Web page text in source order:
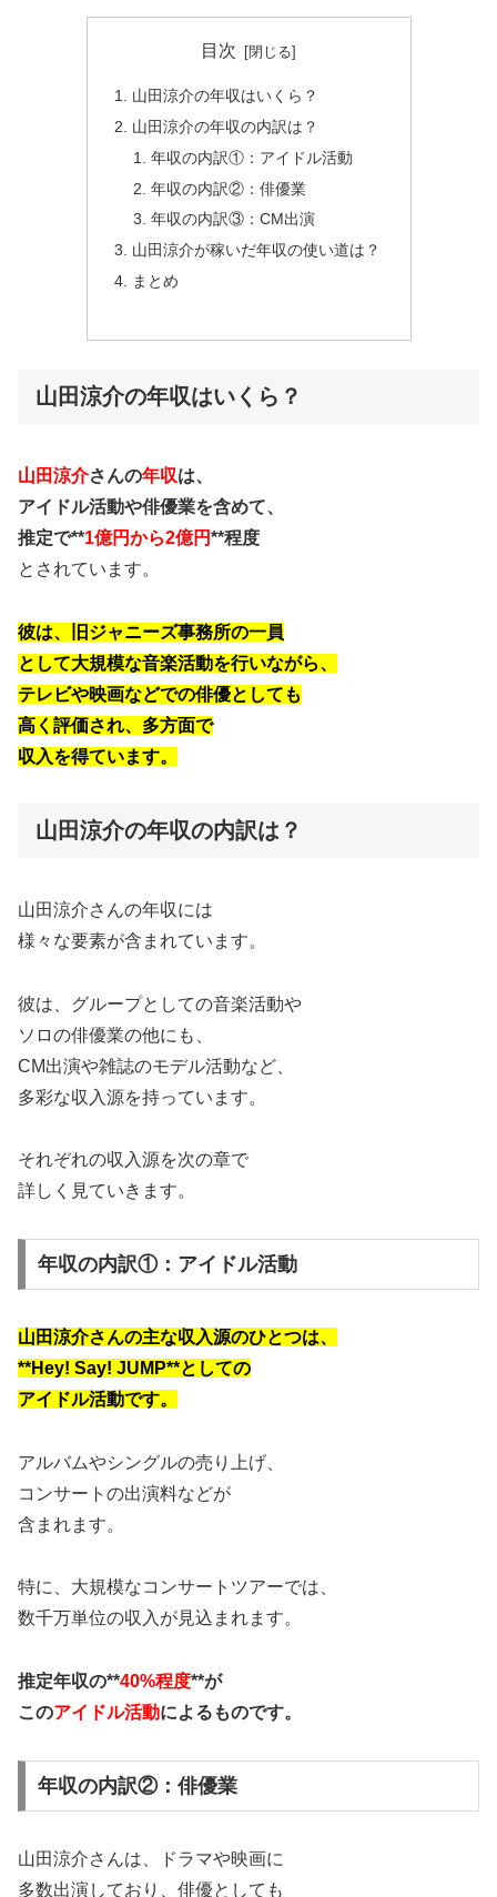
目次
山田涼介の年収はいくら？
山田涼介の年収の内訳は？
年収の内訳①：アイドル活動
年収の内訳②：俳優業
年収の内訳③：CM出演
山田涼介が稼いだ年収の使い道は？
まとめ
山田涼介の年収はいくら？
山田涼介さんの年収は、
アイドル活動や俳優業を含めて、
推定で**1億円から2億円**程度
とされています。
彼は、旧ジャニーズ事務所の一員
として大規模な音楽活動を行いながら、
テレビや映画などでの俳優としても
高く評価され、多方面で
収入を得ています。
山田涼介の年収の内訳は？
山田涼介さんの年収には
様々な要素が含まれています。
彼は、グループとしての音楽活動や
ソロの俳優業の他にも、
CM出演や雑誌のモデル活動など、
多彩な収入源を持っています。
それぞれの収入源を次の章で
詳しく見ていきます。
年収の内訳①：アイドル活動
山田涼介さんの主な収入源のひとつは、
**Hey! Say! JUMP**としての
アイドル活動です。
アルバムやシングルの売り上げ、
コンサートの出演料などが
含まれます。
特に、大規模なコンサートツアーでは、
数千万単位の収入が見込まれます。
推定年収の**40%程度**が
このアイドル活動によるものです。
年収の内訳②：俳優業
山田涼介さんは、ドラマや映画に
多数出演しており、俳優としても